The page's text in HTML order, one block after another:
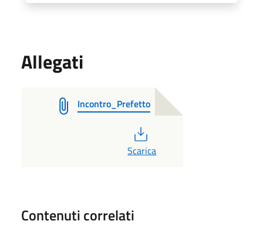
Allegati
Incontro_Prefetto
Scarica
Contenuti correlati